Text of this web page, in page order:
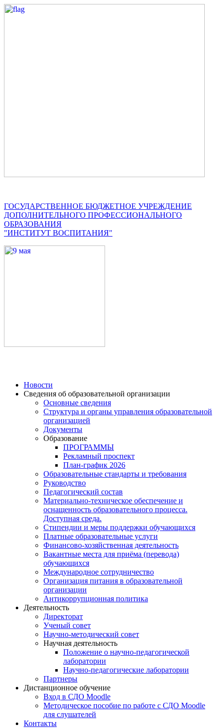
ГОСУДАРСТВЕННОЕ БЮДЖЕТНОЕ УЧРЕЖДЕНИЕ
ДОПОЛНИТЕЛЬНОГО ПРОФЕССИОНАЛЬНОГО
ОБРАЗОВАНИЯ
"ИНСТИТУТ ВОСПИТАНИЯ"
Новости
Сведения об образовательной организации
Основные сведения
Структура и органы управления образовательной
организацией
Документы
Образование
ПРОГРАММЫ
Рекламный проспект
План-график 2026
Образовательные стандарты и требования
Руководство
Педагогический состав
Материально-техническое обеспечение и
оснащенность образовательного процесса.
Доступная среда.
Стипендии и меры поддержки обучающихся
Платные образовательные услуги
Финансово-хозяйственная деятельность
Вакантные места для приёма (перевода)
обучающихся
Международное сотрудничество
Организация питания в образовательной
организации
Антикоррупционная политика
Деятельность
Директорат
Ученый совет
Научно-методический совет
Научная деятельность
Положение о научно-педагогической
лаборатории
Научно-педагогические лаборатории
Партнеры
Дистанционное обучение
Вход в СДО Moodle
Методическое пособие по работе с СДО Moodle
для слушателей
Контакты